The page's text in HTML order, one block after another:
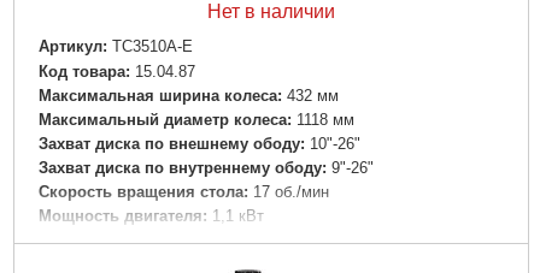
Нет в наличии
Артикул: TC3510A-E
Код товара: 15.04.87
Максимальная ширина колеса: 432 мм
Максимальный диаметр колеса: 1118 мм
Захват диска по внешнему ободу: 10"-26"
Захват диска по внутреннему ободу: 9"-26"
Скорость вращения стола: 17 об./мин
Мощность двигателя: 1,1 кВт
Напряжение питания: 380В